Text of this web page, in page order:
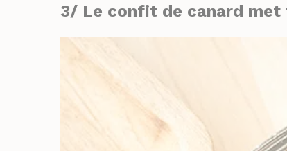
3/ Le confit de canard met